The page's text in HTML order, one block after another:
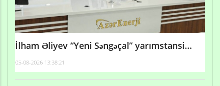
İlham Əliyev “Yeni Səngəçal” yarımstansi...
05-08-2026 13:38:21